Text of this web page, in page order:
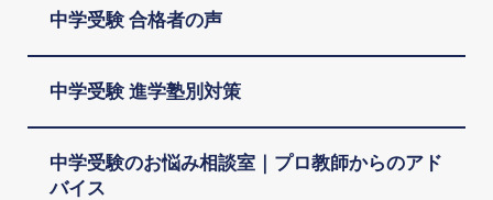
中学受験 合格者の声
中学受験 進学塾別対策
中学受験のお悩み相談室｜プロ教師からのアド
バイス